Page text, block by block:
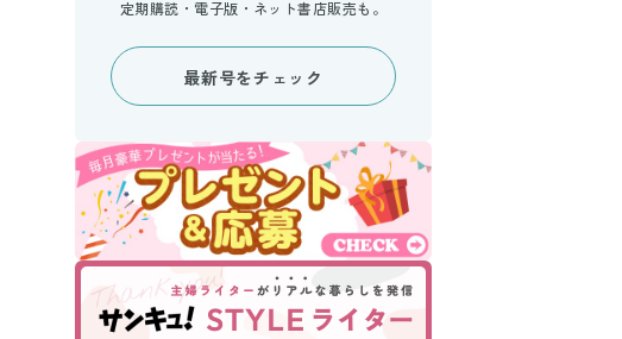
定期購読・電子版・ネット書店販売も。
最新号をチェック